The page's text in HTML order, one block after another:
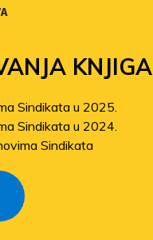
KNJIGA
Sindikata u 2025.
Sindikata u 2024.
Sindikata